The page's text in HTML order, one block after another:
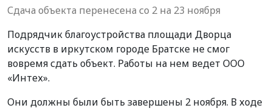
Сдача объекта перенесена со 2 на 23 ноября
Подрядчик благоустройства площади Дворца
искусств в иркутском городе Братске не смог
вовремя сдать объект. Работы на нем ведет ООО
«Интех».
Они должны были быть завершены 2 ноября. В ходе